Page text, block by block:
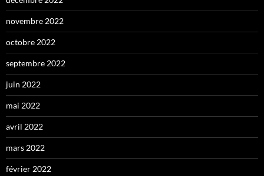
novembre 2022
octobre 2022
septembre 2022
juin 2022
mai 2022
avril 2022
mars 2022
février 2022